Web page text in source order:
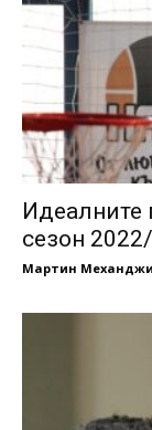
Идеалните
сезон
Мартин